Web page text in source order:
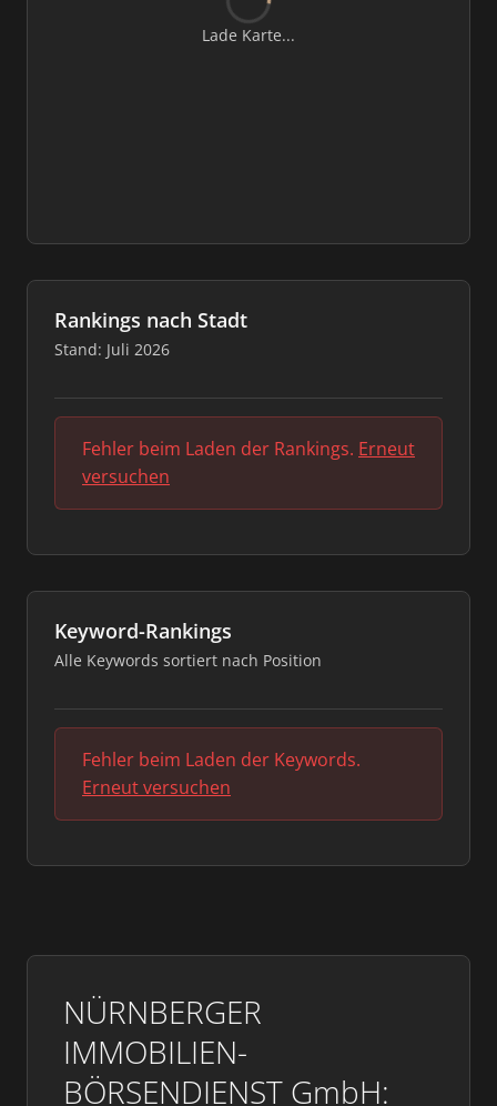
NÜRNBERGER
IMMOBILIEN-
BÖRSENDIENST GmbH:
Lade Karte...
Rankings nach Stadt
Stand: Juli 2026
Fehler beim Laden der Rankings. Erneut
versuchen
Keyword-Rankings
Alle Keywords sortiert nach Position
Fehler beim Laden der Keywords.
Erneut versuchen